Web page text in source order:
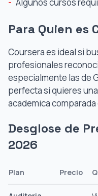
Para Quien es
Coursera es ideal si
profesionales
especialmente las de
perfecta si quieres
academica comparada
Desglose de
2026
Plan Precio